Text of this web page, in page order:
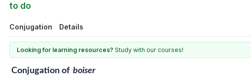
to do
Conjugation Details
Looking for learning resources? Study with our courses!
Conjugationof boiser